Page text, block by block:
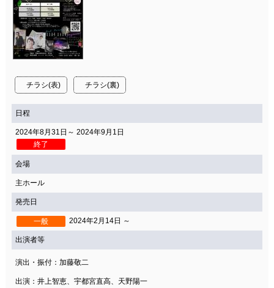
チラシ(表) チラシ(裏)
日程
2024年8月31日～ 2024年9月1日
終了
会場
主ホール
発売日
一般 2024年2月14日 ～
出演者等
演出・振付：加藤敬二
出演：井上智恵、宇都宮直高、天野陽一